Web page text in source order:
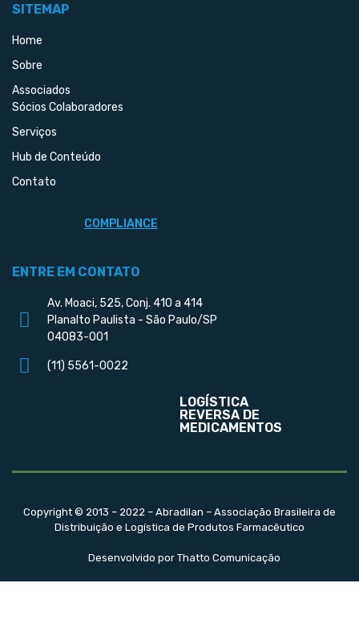
SITEMAP
Home
Sobre
Associados
Sócios Colaboradores
Serviços
Hub de Conteúdo
Contato
COMPLIANCE
ENTRE EM CONTATO
Av. Moaci, 525, Conj. 410 a 414
Planalto Paulista - São Paulo/SP
04083-001
(11) 5561-0022
LOGÍSTICA
REVERSA DE
MEDICAMENTOS
Copyright © 2013 – 2022 – Abradilan – Associação Brasileira de
Distribuição e Logística de Produtos Farmacêutico
Desenvolvido por Thatto Comunicação